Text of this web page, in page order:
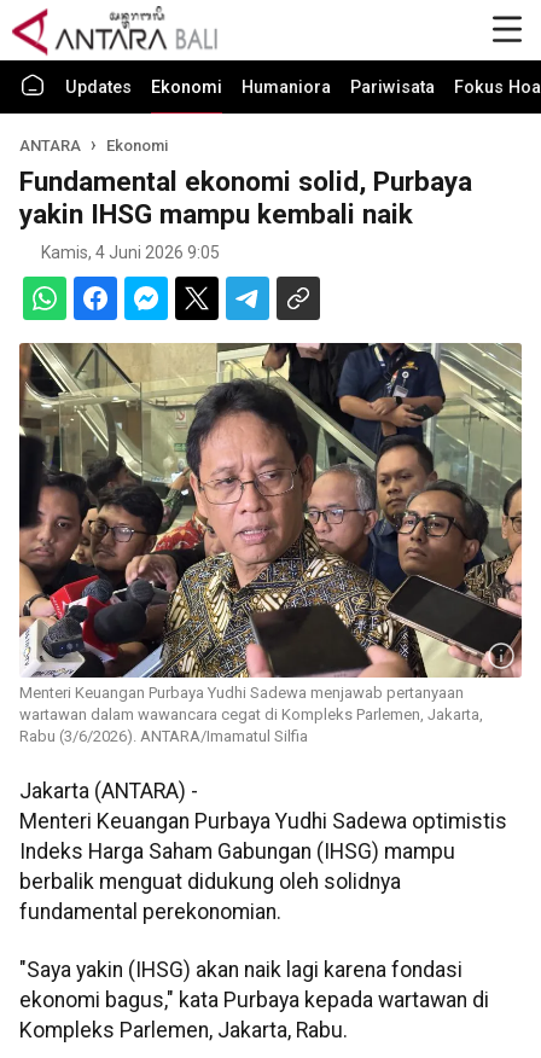
Updates Ekonomi Humaniora Pariwisata Fokus
ANTARA Ekonomi
Fundamental ekonomi solid, Purbaya
yakin IHSG mampu kembali naik
Kamis, 4 Juni 2026 9:05
Menteri Keuangan Purbaya Yudhi Sadewa menjawab pertanyaan
wartawan dalam wawancara cegat di Kompleks Parlemen, Jakarta,
Rabu (3/6/2026). ANTARA/Imamatul Silfia
Jakarta (ANTARA) -
Menteri Keuangan Purbaya Yudhi Sadewa optimistis
Indeks Harga Saham Gabungan (IHSG) mampu
berbalik menguat didukung oleh solidnya
fundamental perekonomian.
"Saya yakin (IHSG) akan naik lagi karena fondasi
ekonomi bagus," kata Purbaya kepada wartawan di
Kompleks Parlemen, Jakarta, Rabu.